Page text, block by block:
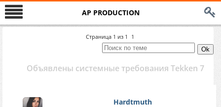
AP PRODUCTION
Страница 1 из 1 1
Объявлены системные требования Tekken 7
Hardtmuth